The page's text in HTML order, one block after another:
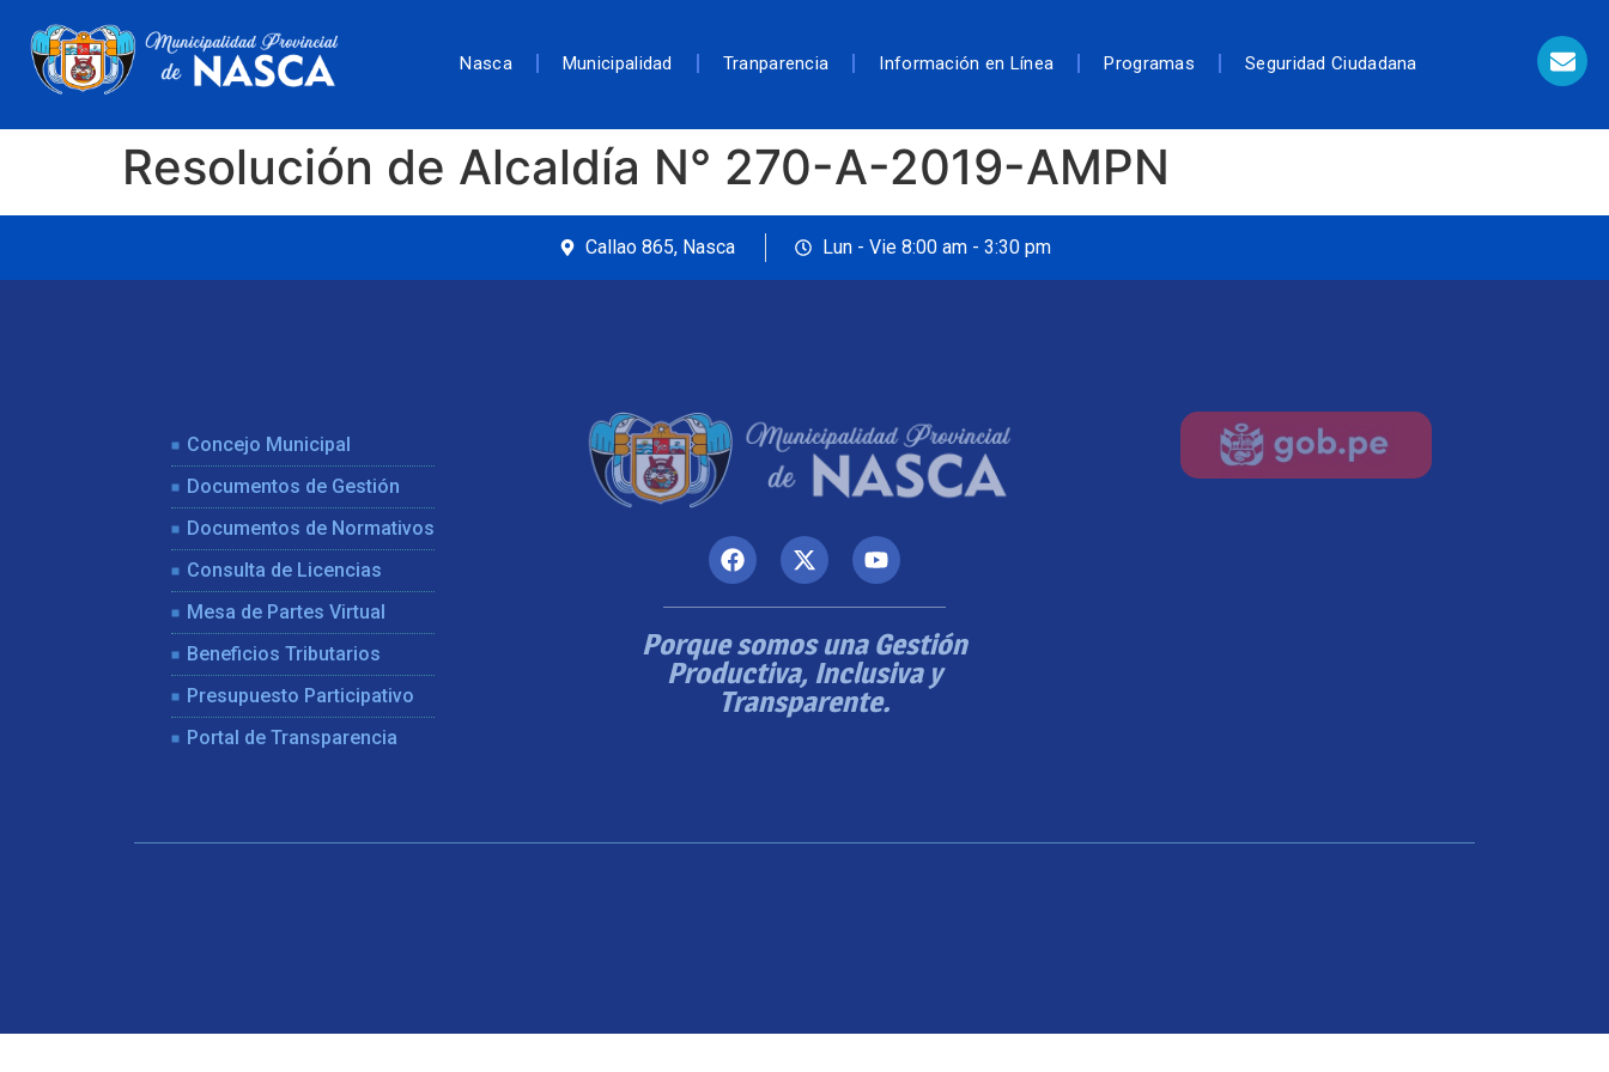
Nasca Municipalidad Tranparencia Información en Línea Programas Seguridad Ciudadana
Resolución de Alcaldía N° 270-A-2019-AMPN
Callao 865, Nasca Lun - Vie 8:00 am - 3:30 pm
Concejo Municipal
Documentos de Gestión
Documentos de Normativos
Consulta de Licencias
Mesa de Partes Virtual
Beneficios Tributarios
Presupuesto Participativo
Portal de Transparencia
Porque somos una Gestión
Productiva, Inclusiva y
Transparente.